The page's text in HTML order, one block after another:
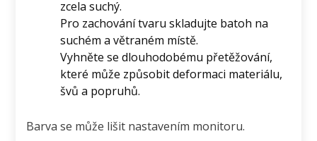
zcela suchý.
Pro zachování tvaru skladujte batoh na
suchém a větraném místě.
Vyhněte se dlouhodobému přetěžování,
které může způsobit deformaci materiálu,
švů a popruhů.
Barva se může lišit nastavením monitoru.